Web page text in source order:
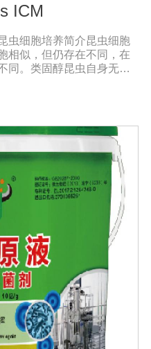
ICM
虫细胞培养简介昆虫细胞
相似，但仍存在不同，在
同。类固醇昆虫自身无法
含量很高，培养基中氨基
液中游离有机酸的含量通
、草酸和苹果酸等。每只
30毫摩尔。pH值、缓冲物
，其值为6.2-6.9，因此昆
之间。而大多数哺乳动物
。SF4 Baculo Express能
,例如：暴露在空气中，或
的缓冲物为磷酸钠，并不
细胞培养基不需添加酸碱
产物的昆虫细胞培养基呈
与脊椎动物的渗透压相差
因而昆虫细胞培养基的渗
动物细胞培养基为290-
萄糖哺乳动物细胞培养过
会导致产生过量的铵盐和
常是受抑制的。